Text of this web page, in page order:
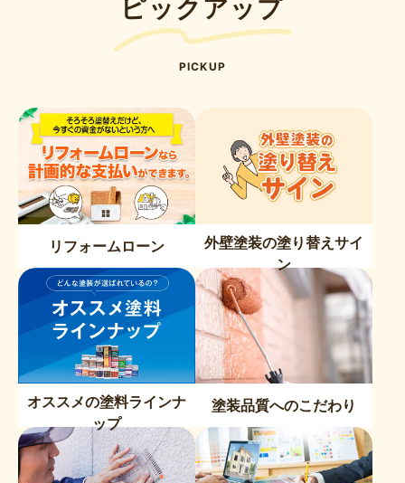
ピックアップ
PICKUP
リフォームローン
外壁塗装の塗り替えサイ
ン
オススメの塗料ラインナ
ップ
塗装品質へのこだわり